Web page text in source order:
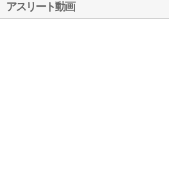
アスリート動画